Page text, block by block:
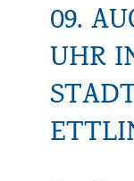
09.
UHR